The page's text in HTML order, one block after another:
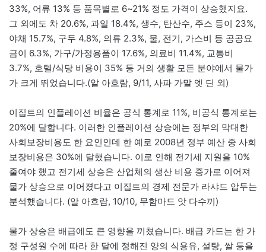
33%, 어류 13% 등 품목별로 6~21% 정도 가격이 상승했지요.
그 외에도 차 20.6%, 과일 18.4%, 생수, 탄산수, 주스 등이 23%,
야채 15.7%, 구두 4.8%, 의류 2.3%, 물, 전기, 가스비 등 공공요
금이 6.3%, 가구/가정용품이 17.6%, 의료비 11.4%, 교통비
3.7%, 호텔/식당 비용이 35% 등 거의 생활 모든 분야에서 물가
가 크게 뛰었습니다.(알 아흐람, 9/11, 사파 가말 엣 딘 외)
이집트의 인플레이션 비율은 공식 통계로 11%, 비공식 통계로는
20%에 달합니다. 이러한 인플레이션 상승에는 정부의 막대한
사회보장비용도 한 요인인데 한 예로 2008년 정부 예산 중 사회
보장비용은 30%에 달했습니다. 이로 인해 전기세 지원을 10%
줄여야 했고 전기세 상승은 산업체의 생산 비용 증가로 이어져
물가 상승으로 이어졌다고 이집트의 경제 전문가 라샤드 압두는
분석했습니다. (알 아흐람, 10/10, 무함마드 앗 다수끼)
물가 상승은 배급에도 큰 영향을 끼쳤습니다. 배급 카드는 한 가
정 구성원 수에 따라 한 달에 정해진 양의 식용유, 설탕, 쌀 등을